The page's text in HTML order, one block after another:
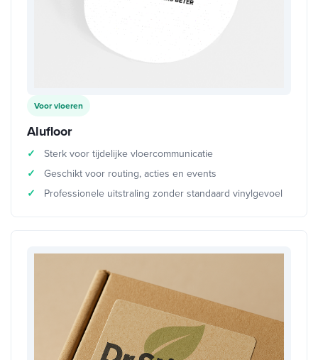
Voor vloeren
Alufloor
Sterk voor tijdelijke vloercommunicatie
Geschikt voor routing, acties en events
Professionele uitstraling zonder standaard vinylgevoel